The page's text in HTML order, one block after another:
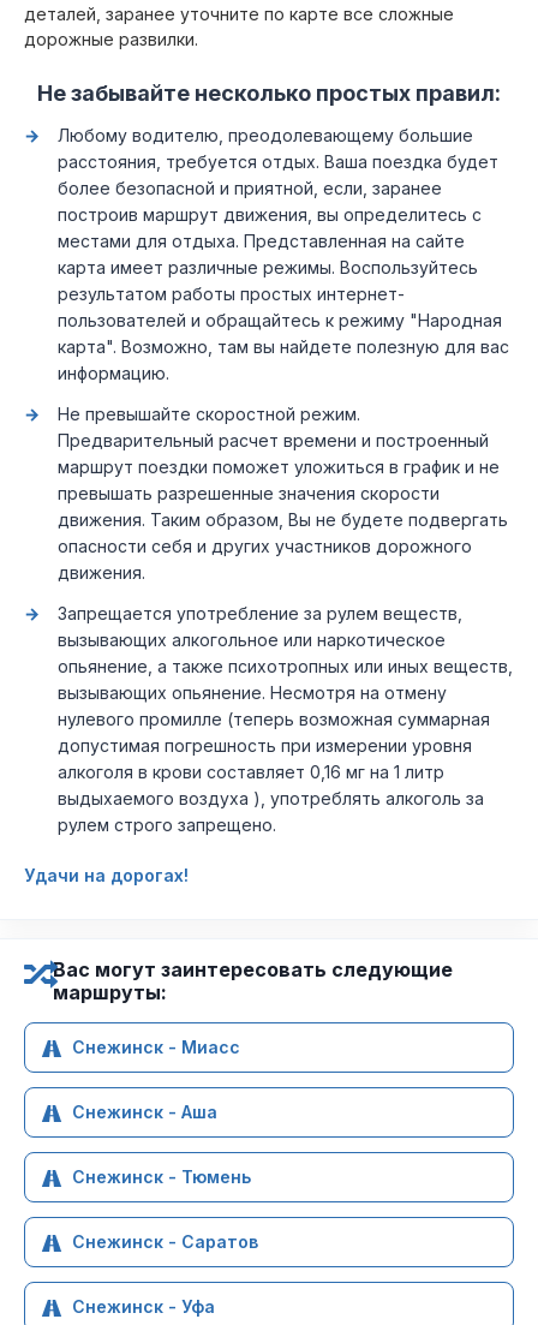
деталей, заранее уточните по карте все сложные
дорожные развилки.
Не забывайте несколько простых правил:
Любому водителю, преодолевающему большие
расстояния, требуется отдых. Ваша поездка будет
более безопасной и приятной, если, заранее
построив маршрут движения, вы определитесь с
местами для отдыха. Представленная на сайте
карта имеет различные режимы. Воспользуйтесь
результатом работы простых интернет-
пользователей и обращайтесь к режиму "Народная
карта". Возможно, там вы найдете полезную для вас
информацию.
Не превышайте скоростной режим.
Предварительный расчет времени и построенный
маршрут поездки поможет уложиться в график и не
превышать разрешенные значения скорости
движения. Таким образом, Вы не будете подвергать
опасности себя и других участников дорожного
движения.
Запрещается употребление за рулем веществ,
вызывающих алкогольное или наркотическое
опьянение, а также психотропных или иных веществ,
вызывающих опьянение. Несмотря на отмену
нулевого промилле (теперь возможная суммарная
допустимая погрешность при измерении уровня
алкоголя в крови составляет 0,16 мг на 1 литр
выдыхаемого воздуха ), употреблять алкоголь за
рулем строго запрещено.
Удачи на дорогах!
Вас могут заинтересовать следующие
маршруты:
Снежинск - Миасс
Снежинск - Аша
Снежинск - Тюмень
Снежинск - Саратов
Снежинск - Уфа